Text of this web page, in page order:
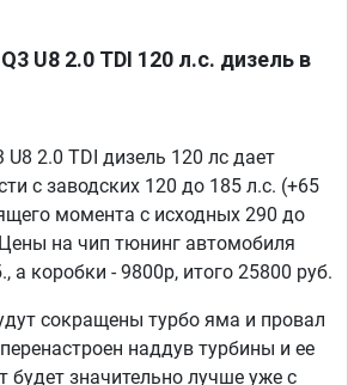
U8 2.0 TDI 120 л.с. дизель в
2.0 TDI дизель 120 лс дает
с заводских 120 до 185 л.с. (+65
момента с исходных 290 до
на чип тюнинг автомобиля
а коробки - 9800р, итого 25800 руб.
сокращены турбо яма и провал
наддув турбины и ее
будет значительно лучше уже с